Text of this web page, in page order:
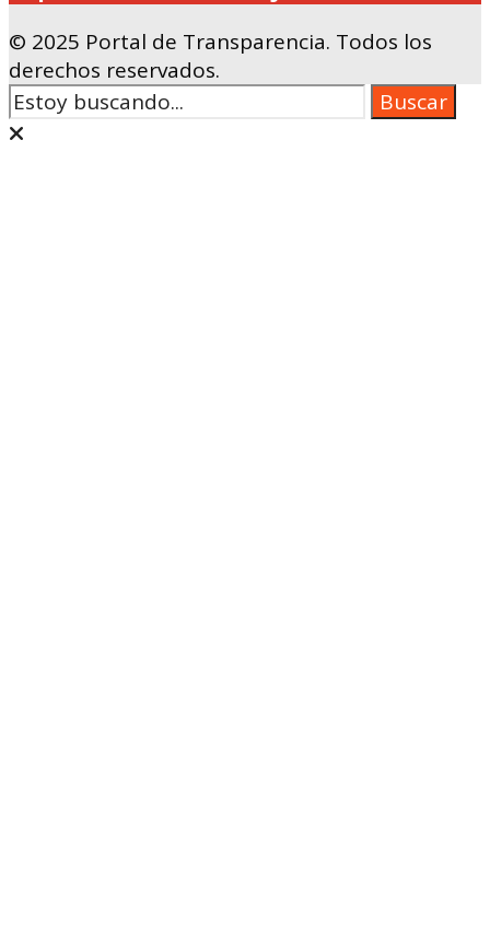
© 2025 Portal de Transparencia. Todos los
derechos reservados.
Buscar